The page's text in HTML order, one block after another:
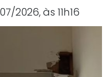
2026, às 11h16